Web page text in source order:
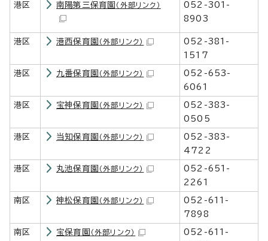
港区 南陽第三保育園 （外部リンク）
052-301-
8903
港区 港西保育園 （外部リンク）
052-381-
1517
港区 九番保育園 （外部リンク）
052-653-
6061
港区 宝神保育園 （外部リンク）
052-383-
0505
港区 当知保育園 （外部リンク）
052-383-
4722
港区 丸池保育園 （外部リンク）
052-651-
2261
南区 神松保育園 （外部リンク）
052-611-
7898
南区 宝保育園 （外部リンク）
052-611-